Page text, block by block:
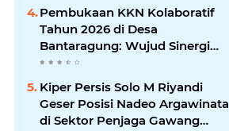
Kambing
Pembukaan KKN Kolaboratif
Tahun 2026 di Desa
Bantaragung: Wujud Sinergi
Perguruan Tinggi dalam
Pemberdayaan Masyarakat
Kiper Persis Solo M Riyandi
Geser Posisi Nadeo Argawinata
di Sektor Penjaga Gawang